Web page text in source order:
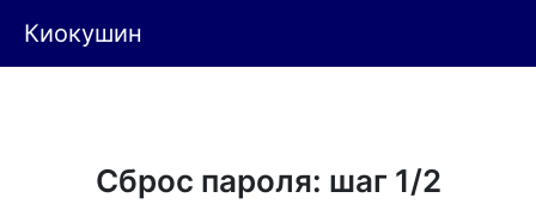
Киокушин
Сброс пароля: шаг 1/2